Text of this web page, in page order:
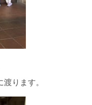
ります。